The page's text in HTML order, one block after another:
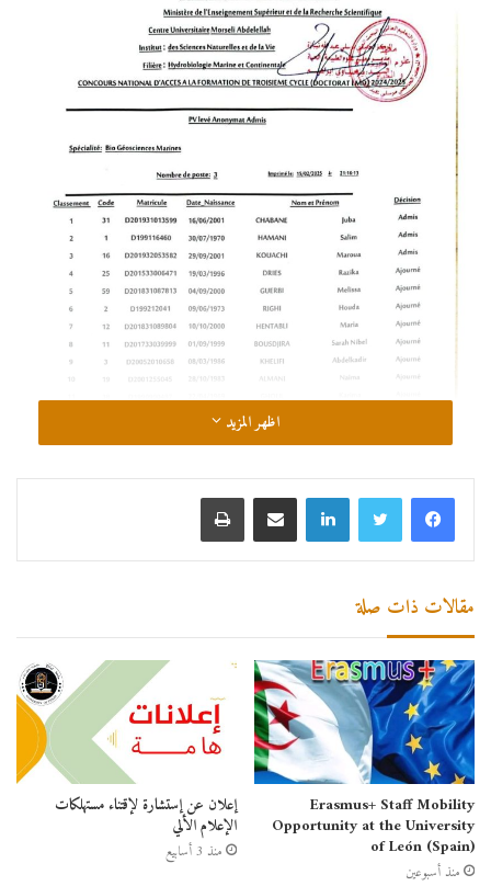
اظهر المزيد
لينكدإن مشاركة عبر البريد طباعة
مقالات ذات صلة
Erasmus+ Staff Mobility
Opportunity at the University
of León (Spain)
منذ أسبوعين
إعلان عن إستشارة لإقتناء مستهلكات
الإعلام الألي
منذ 3 أسابيع